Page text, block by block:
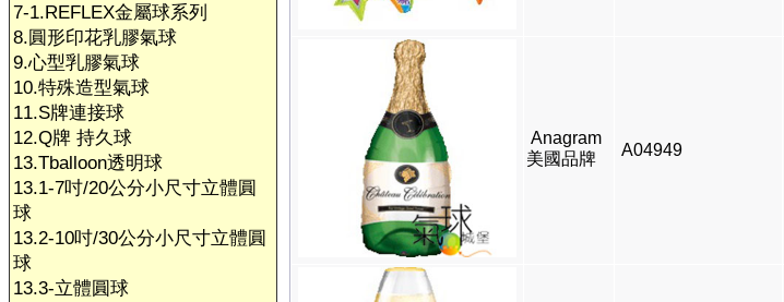
7-1.REFLEX金屬球系列
8.圓形印花乳膠氣球
9.心型乳膠氣球
10.特殊造型氣球
11.S牌連接球
12.Q牌 持久球
13.Tballoon透明球
13.1-7吋/20公分小尺寸立體圓
球
13.2-10吋/30公分小尺寸立體圓
球
13.3-立體圓球
Anagram
美國品牌
A04949